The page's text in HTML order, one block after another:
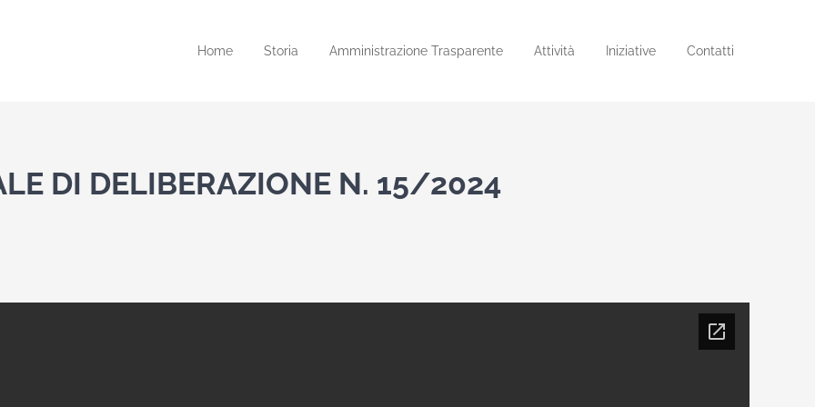
Home Storia Amministrazione Trasparente Attività Iniziative Contatti
DI DELIBERAZIONE N. 15/2024